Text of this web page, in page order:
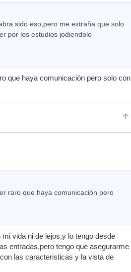
sido eso,pero me extraña que solo
por los estudios jodiendolo
que haya comunicación pero solo con
raro que haya comunicación pero
vida ni de lejos,y lo tengo desde
entradas,pero tengo que asegurarme
las caracteristicas y la vista de